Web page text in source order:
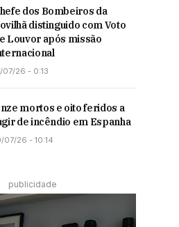
dos Bombeiros da
distinguido com Voto
Louvor após missão
07/26 - 0:13
mortos e oito feridos a
de incêndio em Espanha
07/26 - 10:14
publicidade